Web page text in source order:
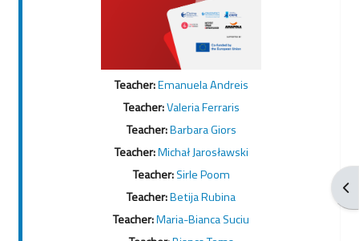
Teacher:Emanuela Andreis
Teacher:Valeria Ferraris
Teacher:Barbara Giors
Teacher:Michał Jarosławski
Teacher:Sirle Poom
Teacher:Betija Rubina
Teacher:Maria-Bianca Suciu